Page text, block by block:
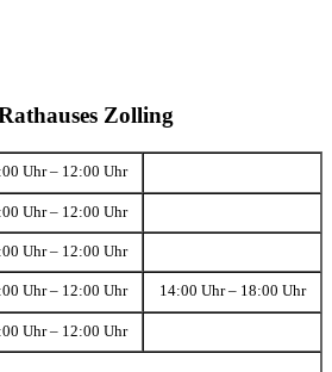
Zolling
Uhr – 12:00 Uhr
Uhr – 12:00 Uhr
Uhr – 12:00 Uhr
Uhr – 12:00 Uhr 14:00 Uhr – 18:00 Uhr
Uhr – 12:00 Uhr